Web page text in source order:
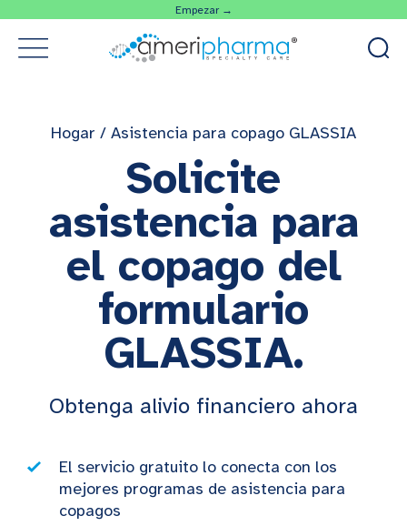
Empezar →
Hogar / Asistencia para copago GLASSIA
Solicite
asistencia para
el copago del
formulario
GLASSIA.
Obtenga alivio financiero ahora
El servicio gratuito lo conecta con los
mejores programas de asistencia para
copagos